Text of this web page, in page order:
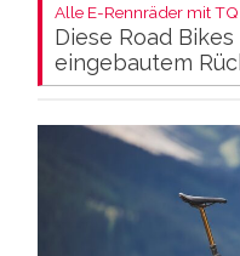
Alle E-Rennräder mit
Diese Road
eingebautem